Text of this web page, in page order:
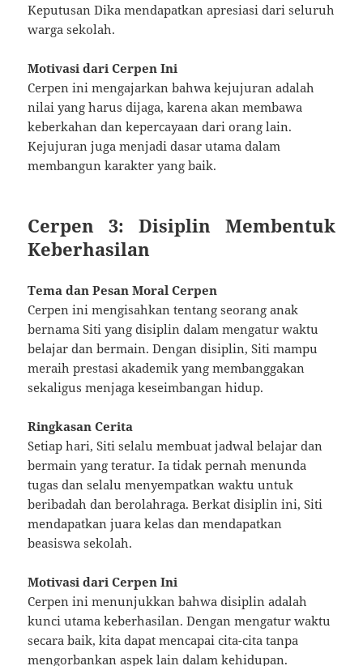
Keputusan Dika mendapatkan apresiasi dari seluruh
warga sekolah.
Motivasi dari Cerpen Ini
Cerpen ini mengajarkan bahwa kejujuran adalah
nilai yang harus dijaga, karena akan membawa
keberkahan dan kepercayaan dari orang lain.
Kejujuran juga menjadi dasar utama dalam
membangun karakter yang baik.
Cerpen 3: Disiplin Membentuk
Keberhasilan
Tema dan Pesan Moral Cerpen
Cerpen ini mengisahkan tentang seorang anak
bernama Siti yang disiplin dalam mengatur waktu
belajar dan bermain. Dengan disiplin, Siti mampu
meraih prestasi akademik yang membanggakan
sekaligus menjaga keseimbangan hidup.
Ringkasan Cerita
Setiap hari, Siti selalu membuat jadwal belajar dan
bermain yang teratur. Ia tidak pernah menunda
tugas dan selalu menyempatkan waktu untuk
beribadah dan berolahraga. Berkat disiplin ini, Siti
mendapatkan juara kelas dan mendapatkan
beasiswa sekolah.
Motivasi dari Cerpen Ini
Cerpen ini menunjukkan bahwa disiplin adalah
kunci utama keberhasilan. Dengan mengatur waktu
secara baik, kita dapat mencapai cita-cita tanpa
mengorbankan aspek lain dalam kehidupan.